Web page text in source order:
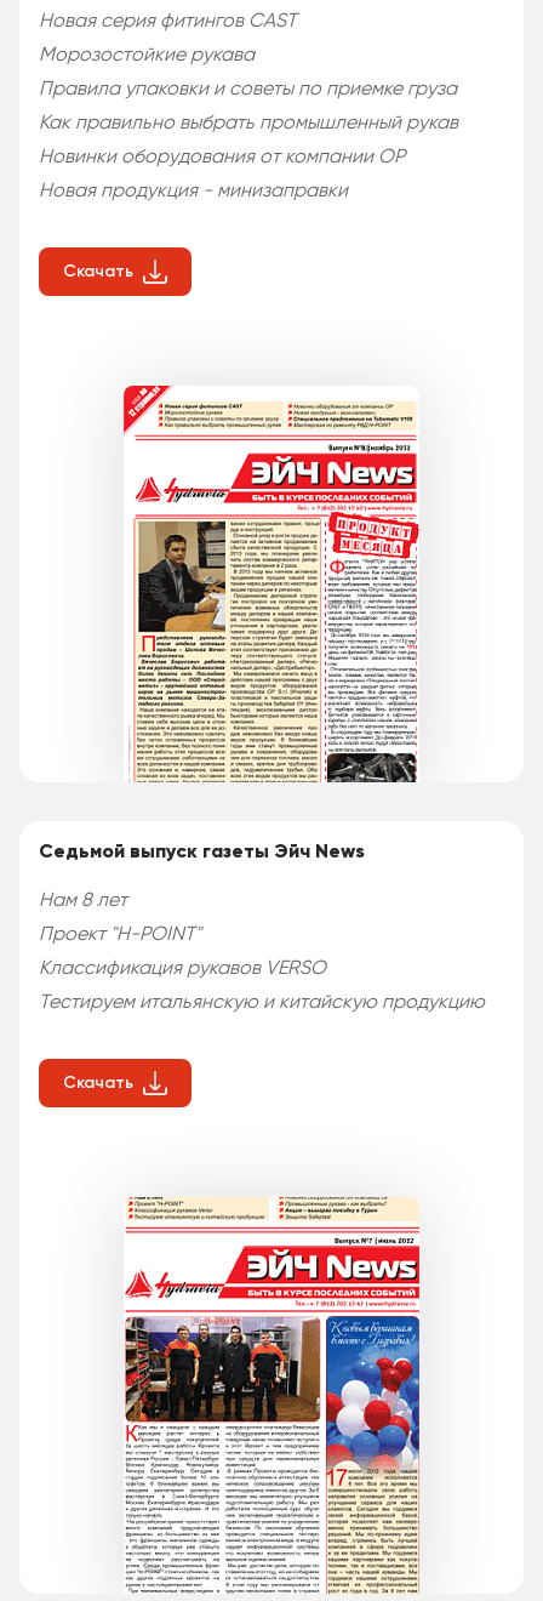
Новая серия фитингов CAST
Морозостойкие рукава
Правила упаковки и советы по приемке груза
Как правильно выбрать промышленный рукав
Новинки оборудования от компании ОР
Новая продукция - минизаправки
Скачать
Седьмой выпуск газеты Эйч News
Нам 8 лет
Проект "H-POINT"
Классификация рукавов VERSO
Тестируем итальянскую и китайскую продукцию
Скачать